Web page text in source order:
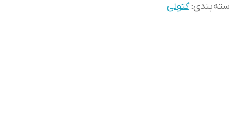
:کتونی